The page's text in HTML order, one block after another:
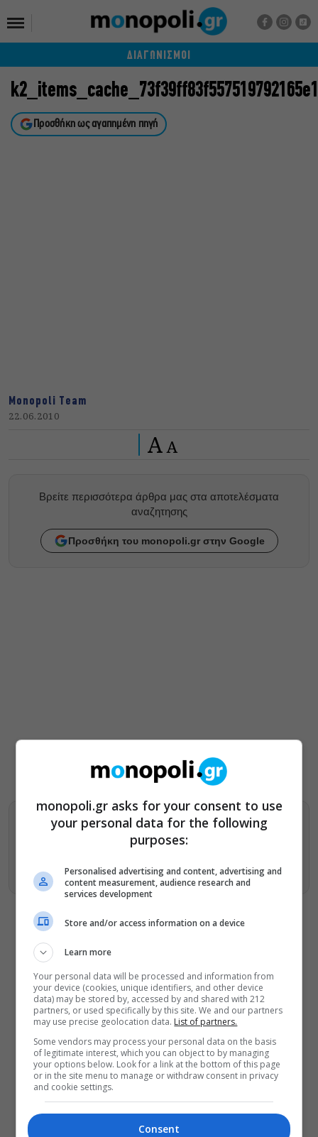
ΔΙΑΓΩΝΙΣΜΟΙ
Προσθήκη ως αγαπημένη πηγή
Monopoli Team
22.06.2010
A A
Βρείτε περισσότερα άρθρα μας στα αποτελέσματα
αναζητησης
Προσθήκη του monopoli.gr στην Google
Βρείτε περισσότερα άρθρα μας στα αποτελέσματα
αναζητησης
Προσθήκη του monopoli.gr στην Google
ΔΕΙΤΕ ΕΠΙΣΗΣ
Hot or Not #231: Όλα όσα μάς
άρεσαν (ή μάς χάλασαν) αυτή την
εβδομάδα
Δεν θα μπορούσε να υπάρξει άλλη
Αμελί πέρα από την Audrey Tautou
Αύγουστος στην Αθήνα: 5 μαγαζιά
που κάνουν τις διακοπές να μοιάζουν
λίγο πιο κοντά
monopoli.gr asks for your consent to use
your personal data for the following
purposes:
Personalised advertising and content, advertising and
content measurement, audience research and
services development
Store and/or access information on a device
Learn more
Your personal data will be processed and information from
your device (cookies, unique identifiers, and other device
data) may be stored by, accessed by and shared with 212
partners, or used specifically by this site. We and our partners
may use precise geolocation data. List of partners.
Some vendors may process your personal data on the basis
of legitimate interest, which you can object to by managing
your options below. Look for a link at the bottom of this page
or in the site menu to manage or withdraw consent in privacy
and cookie settings.
Consent